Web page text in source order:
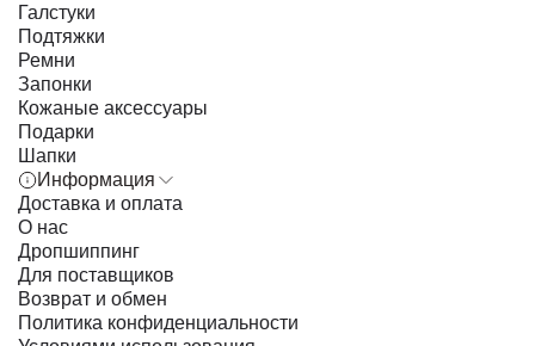
Галстуки
Подтяжки
Ремни
Запонки
Кожаные аксессуары
Подарки
Шапки
Информация
Доставка и оплата
О нас
Дропшиппинг
Для поставщиков
Возврат и обмен
Политика конфиденциальности